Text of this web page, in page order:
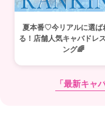
夏本番♡今リアルに選ば
る！店舗人気キャバドレ
ング🌈
「最新キャ